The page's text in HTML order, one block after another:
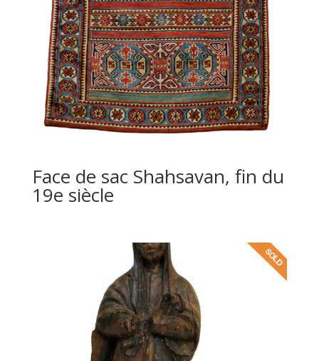
Face de sac Shahsavan, fin du
19e siècle